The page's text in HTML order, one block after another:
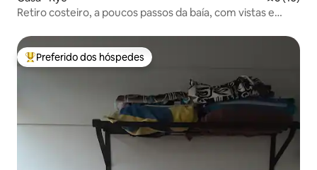
Retiro costeiro, a poucos passos da baía, com vistas e
Entre os melhores preferidos dos hóspedes
Preferido dos hóspedes